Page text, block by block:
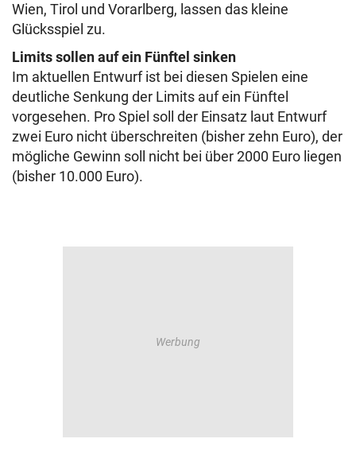
Wien, Tirol und Vorarlberg, lassen das kleine
Glücksspiel zu.
Limits sollen auf ein Fünftel sinken
Im aktuellen Entwurf ist bei diesen Spielen eine
deutliche Senkung der Limits auf ein Fünftel
vorgesehen. Pro Spiel soll der Einsatz laut Entwurf
zwei Euro nicht überschreiten (bisher zehn Euro), der
mögliche Gewinn soll nicht bei über 2000 Euro liegen
(bisher 10.000 Euro).